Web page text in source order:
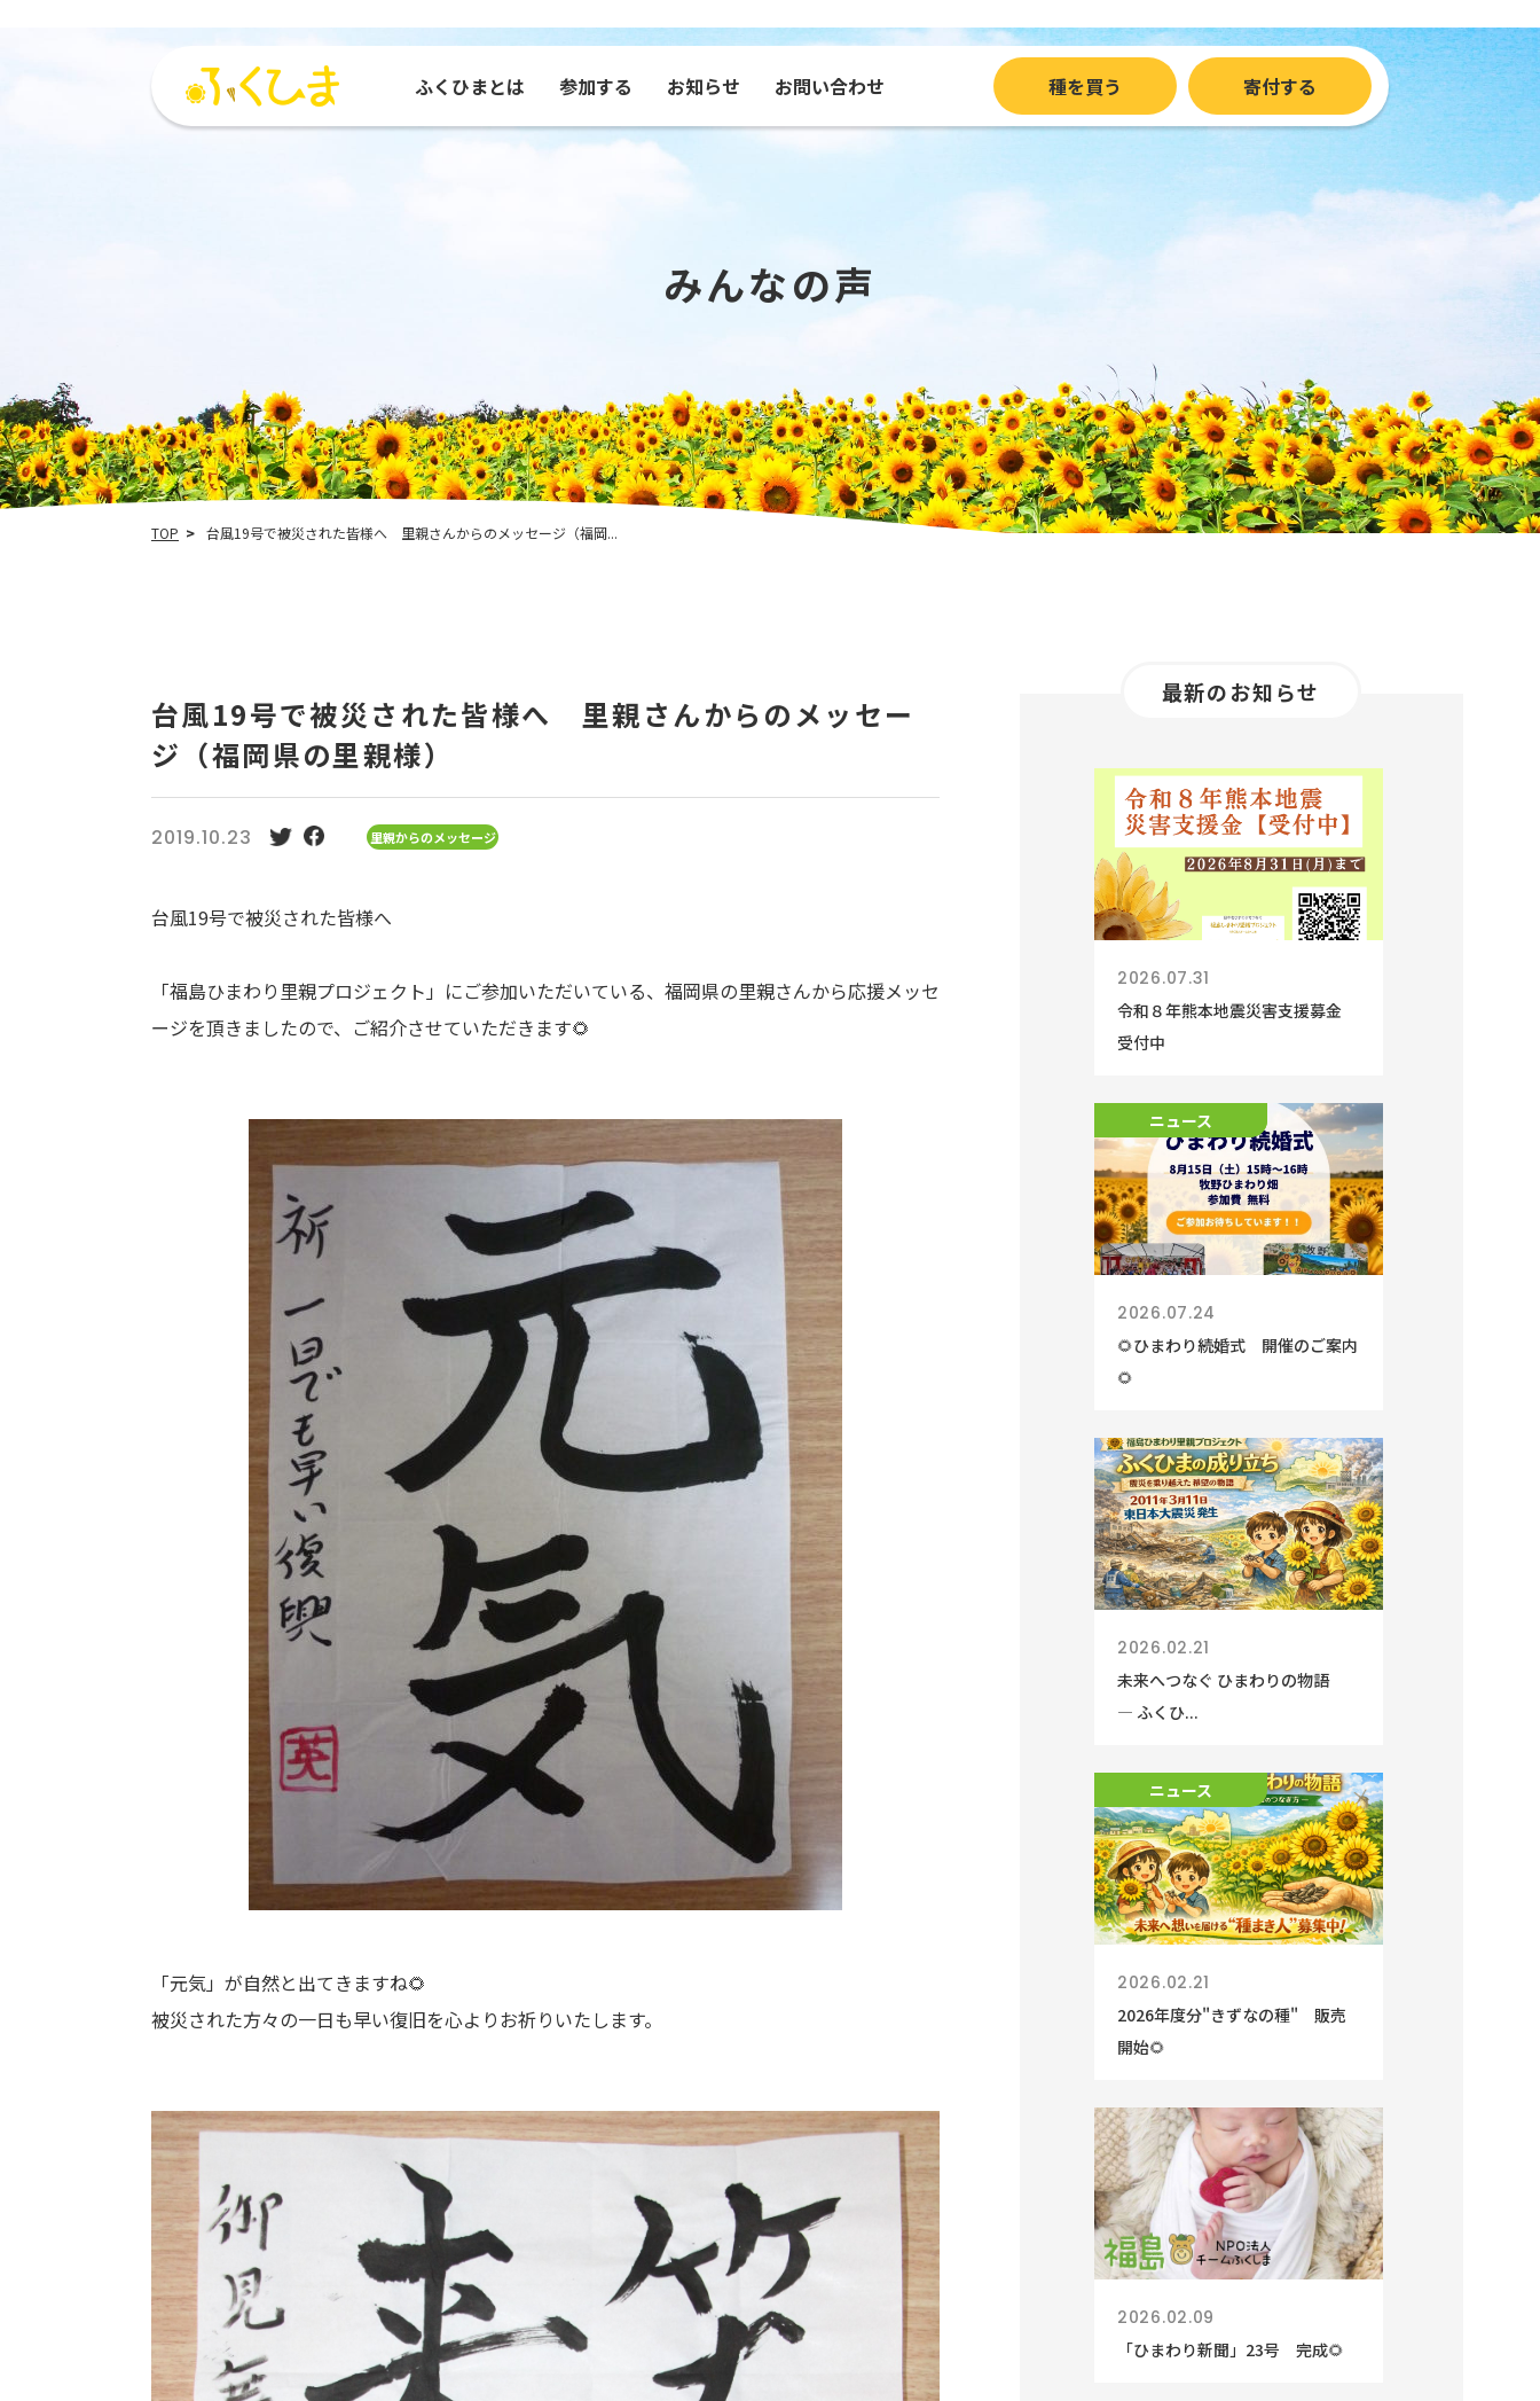
ふくひまとは
コンテンツで見るふくひま
参加する お知らせ お問い合わせ 種を買う 寄付する
みんなの声
TOP 台風19号で被災された皆様へ 里親さんからのメッセージ（福岡...
台風19号で被災された皆様へ 里親さんからのメッセー
ジ（福岡県の里親様）
2019.10.23 里親からのメッセージ
台風19号で被災された皆様へ
「福島ひまわり里親プロジェクト」にご参加いただいている、福岡県の里親さんから応援メッセ
ージを頂きましたので、ご紹介させていただきます🌻
「元気」が自然と出てきますね🌻
被災された方々の一日も早い復旧を心よりお祈りいたします。
最新のお知らせ
2026.07.31
令和８年熊本地震災害支援募金
受付中
ニュース
ニュース
2026.07.24
🌻ひまわり続婚式 開催のご案内
🌻
2026.02.21
未来へつなぐ ひまわりの物語
― ふくひ...
ニュース
2026.02.21
2026年度分"きずなの種" 販売
開始🌻
2026.02.09
「ひまわり新聞」23号 完成🌻